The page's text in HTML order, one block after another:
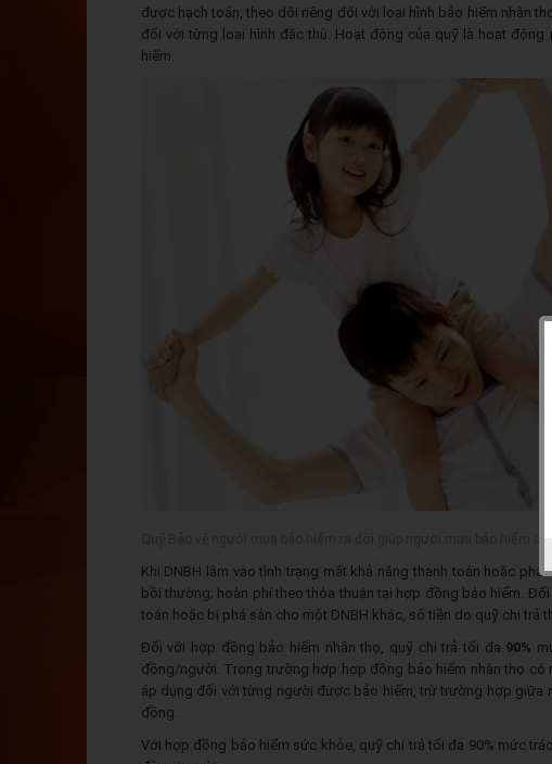
được hạch toán, theo dõi riêng đối với loại hình bảo hiểm nhân
đối với từng loại hình đặc thù. Hoạt động của quỹ là hoạt
hiểm.
Khi DNBH lâm vào tình trạng mất khả năng thanh toán hoặc
bồi thường; hoàn phí theo thỏa thuận tại hợp đồng bảo hiểm.
toán hoặc bị phá sản cho một DNBH khác, số tiền do quỹ chi trả
Đối với hợp đồng bảo hiểm nhân thọ, quỹ chi trả tối đa 90%
đồng/người. Trong trường hợp hợp đồng bảo hiểm nhân thọ
áp dụng đối với từng người được bảo hiểm, trừ trường hợp giữa
đồng.
Với hợp đồng bảo hiểm sức khỏe, quỹ chi trả tối đa 90% mức